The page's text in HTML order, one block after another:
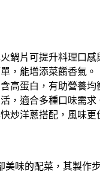
鍋片可提升料理口感
，能增添菜餚香氣。
高蛋白，有助營養均
，適合多種口味需求
炒洋蔥搭配，風味更
美味的配菜，其製作